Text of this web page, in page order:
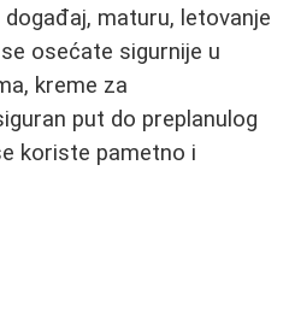
maturu, letovanje
osećate sigurnije u
kreme za
put do preplanulog
koriste pametno i